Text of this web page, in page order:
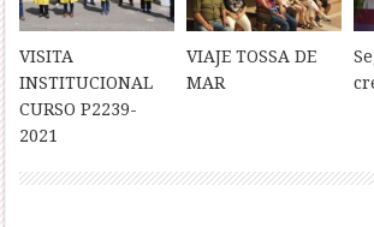
VISITA
INSTITUCIONAL
CURSO P2239-
2021
VIAJE TOSSA DE
MAR